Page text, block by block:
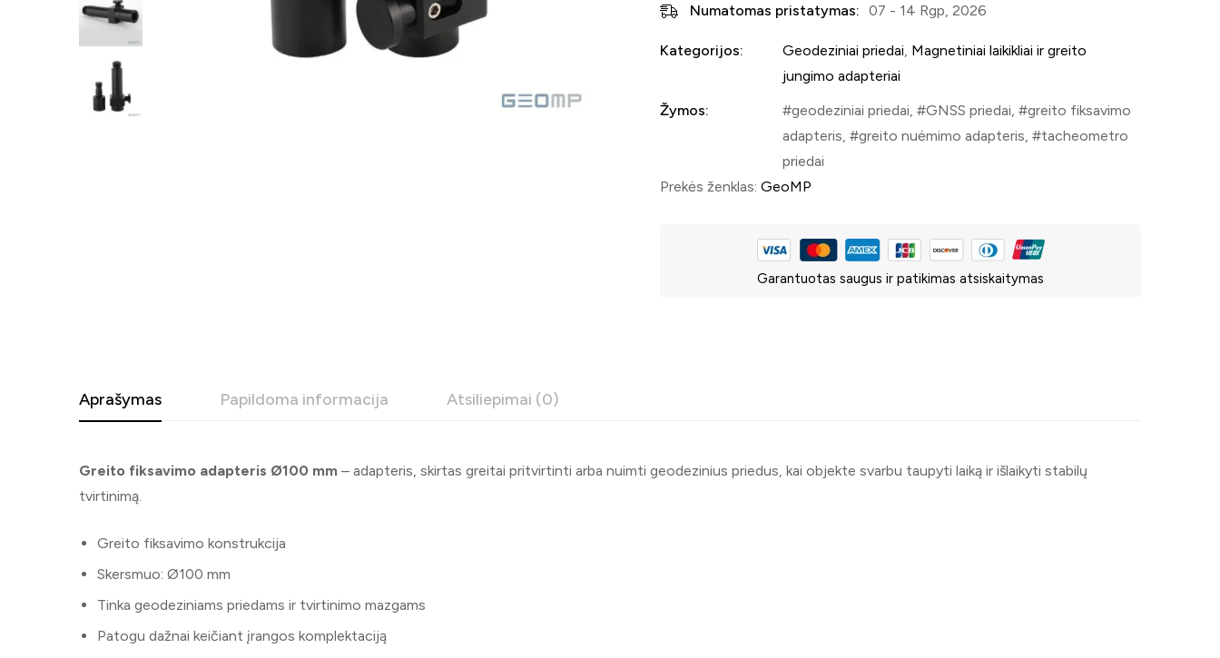
Numatomas pristatymas: 07 - 14 Rgp, 2026
Kategorijos: Geodeziniai priedai Magnetiniai laikikliai ir greito
jungimo adapteriai
Žymos:
geodeziniai priedai GNSS priedai
greito fiksavimo
adapteris
greito nuėmimo adapteris
tacheometro
priedai
Prekės ženklas: GeoMP
Garantuotas saugus ir patikimas atsiskaitymas
Aprašymas Papildoma informacija Atsiliepimai (0)
Greito fiksavimo adapteris Ø100 mm – adapteris, skirtas greitai pritvirtinti arba nuimti geodezinius priedus, kai objekte svarbu taupyti laiką ir išlaikyti stabilų
tvirtinimą.
Greito fiksavimo konstrukcija
Skersmuo: Ø100 mm
Tinka geodeziniams priedams ir tvirtinimo mazgams
Patogu dažnai keičiant įrangos komplektaciją